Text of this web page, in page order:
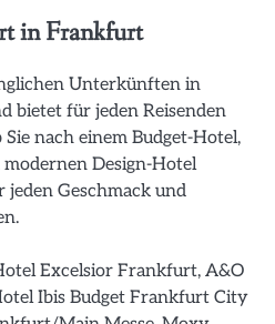
in Frankfurt
Unterkünften in
bietet für jeden Reisenden
nach einem Budget-Hotel,
Design-Hotel
Geschmack und
Excelsior Frankfurt, A&O
Ibis Budget Frankfurt City